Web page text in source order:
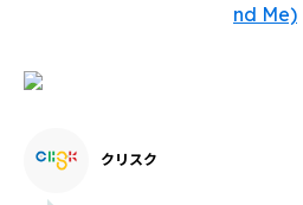
nd Me)
クリスク